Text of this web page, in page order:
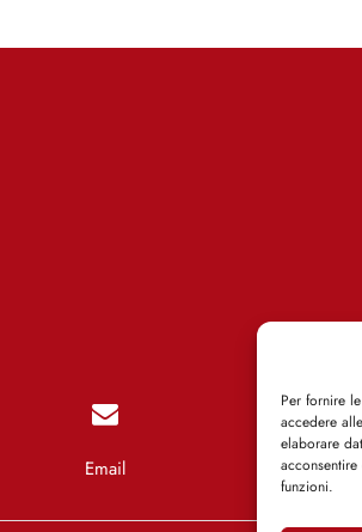
Per fornire
accedere
elaborare
funzioni.
Email